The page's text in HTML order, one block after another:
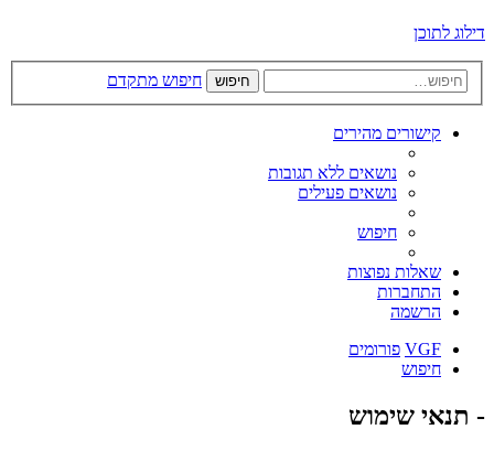
דילוג לתוכן
חיפוש חיפוש מתקדם
קישורים מהירים
נושאים ללא תגובות
נושאים פעילים
חיפוש
שאלות נפוצות
התחברות
הרשמה
VGF פורומים
חיפוש
- תנאי שימוש